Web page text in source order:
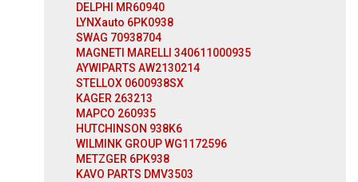
DELPHI MR60940
LYNXauto 6PK0938
SWAG 70938704
MAGNETI MARELLI 340611000935
AYWIPARTS AW2130214
STELLOX 0600938SX
KAGER 263213
MAPCO 260935
HUTCHINSON 938K6
WILMINK GROUP WG1172596
METZGER 6PK938
KAVO PARTS DMV3503